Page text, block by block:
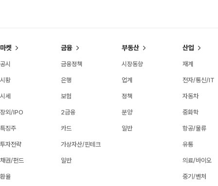
마켓
공시
시황
시세
장외/IPO
특징주
투자전략
채권/펀드
환율
금융
금융정책
은행
보험
2금융
카드
가상자산/핀테크
일반
부동산
시장동향
업계
정책
분양
일반
산업
재계
전자/통신/IT
자동차
중화학
항공/물류
유통
의료/바이오
중기/벤처